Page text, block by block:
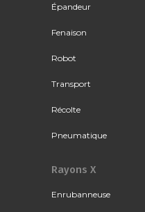
Épandeur
Fenaison
Robot
Transport
Récolte
Pneumatique
Rayons X
Enrubanneuse